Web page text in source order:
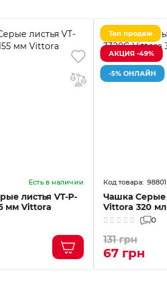
Есть в наличии
листья VT-P-
мм Vittora
Топ продаж
АКЦИЯ -49%
-5% ОНЛАЙН
98801
Чашка Серые
Vittora 320 мл
0
131 грн
67 грн